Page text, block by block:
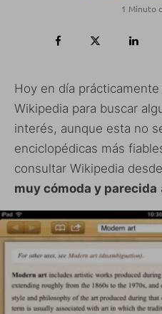
1 Minuto
Hoy en día
Wikipedia para buscar
interés, aunque esta no
enciclopédicas más
consultar Wikipedia
muy cómoda y parecida